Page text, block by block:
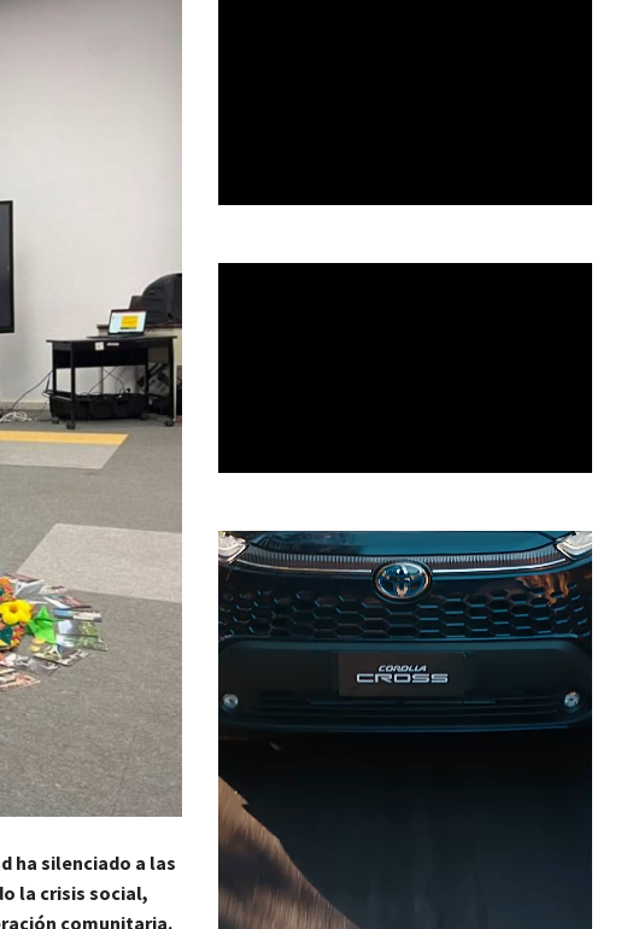
ha silenciado a las
la crisis social,
comunitaria.